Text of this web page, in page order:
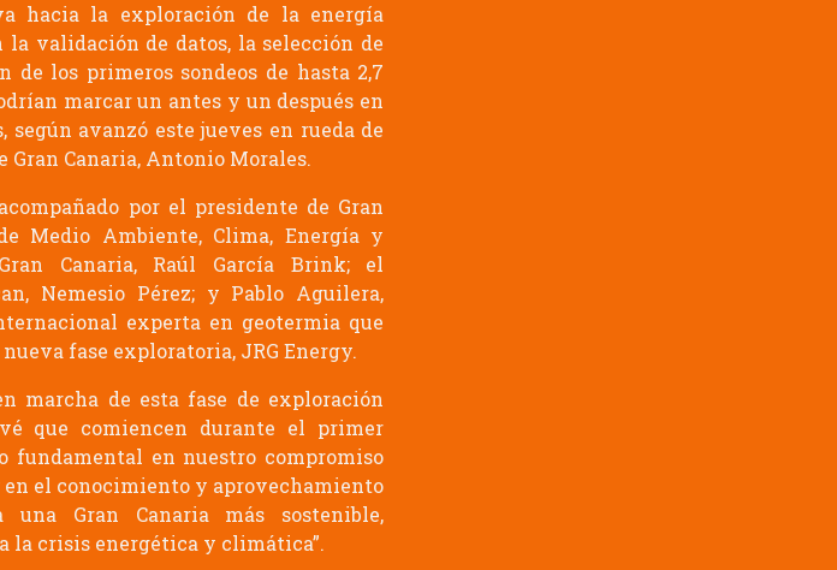
hacia la exploración de la energía
validación de datos, la selección de
los primeros sondeos de hasta 2,7
marcar un antes y un después en
avanzó este jueves en rueda de
Gran Canaria, Antonio Morales.
por el presidente de Gran
Medio Ambiente, Clima, Energía y
Canaria, Raúl García Brink; el
Nemesio Pérez; y Pablo Aguilera,
experta en geotermia que
fase exploratoria, JRG Energy.
marcha de esta fase de exploración
que comiencen durante el primer
fundamental en nuestro compromiso
en el conocimiento y aprovechamiento
Gran Canaria más sostenible,
la crisis energética y climática”.